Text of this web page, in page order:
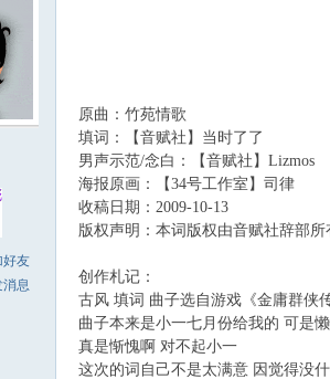
好友
消息
原曲：竹苑情歌
填词：【音赋社】当时了了
男声示范/念白：【音赋社】Lizmos
海报原画：【34号工作室】司律
收稿日期：2009-10-13
版权声明：本词版权由音赋社辞部
创作札记：
古风 填词 曲子选自游戏《金庸群侠
曲子本来是小一七月份给我的 可是
真是惭愧啊 对不起小一
这次的词自己不是太满意 因觉得没